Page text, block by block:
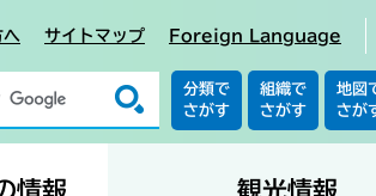
へ サイトマップ Foreign Language
分類で
さがす
組織で
さがす
地図
さが
情報 観光情報